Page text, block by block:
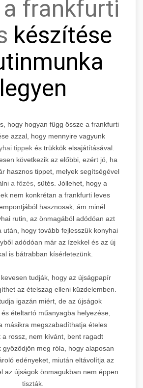
a frankfurti
készítése
legyen
hogy hogyan függ össze a frankfurti
azzal, hogy mennyire vagyunk
tippekés trükkök elsajátításával.
következik az előbbi, ezért jó, ha
hasznos tippet, melyek segítségével
a főzés, sütés. Jóllehet, hogy a
nem konkrétan a frankfurti leves
hasznosak, ám minél
rutin, az önmagából adódóan azt
után, hogy tovább fejlesszük konyhai
adódóan már az ízekkel és az új
is bátrabban kísérletezünk.
tudják, hogy az újságpapír
az ételszag elleni küzdelemben.
igazán miért, de az újságok
ételtartó műanyagba helyezése,
másikra megszabadíthatja ételes
a rossz, nem kívánt, bent ragadt
győződjön meg róla, hogy alaposan
edényeket, miután eltávolítja az
az újságok önmagukban nem éppen
tiszták.